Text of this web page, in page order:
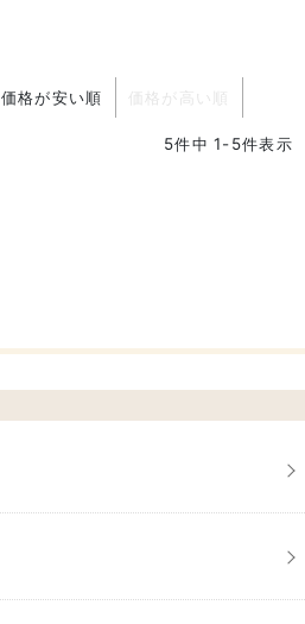
価格が安い順 価格が高い順
5件中 1-5件表示